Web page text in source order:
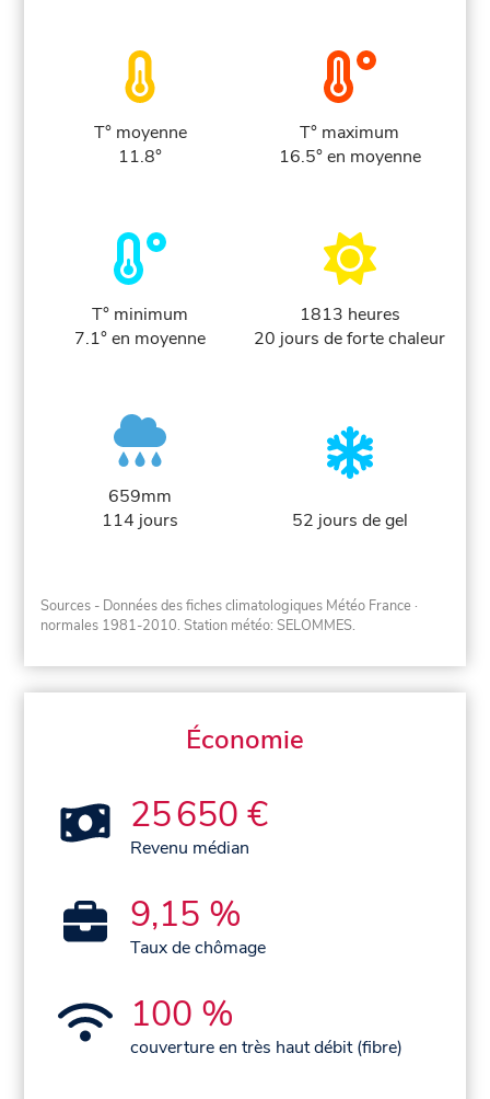
T° moyenne
11.8°
T° maximum
16.5° en moyenne
T° minimum
7.1° en moyenne
1813 heures
20 jours de forte chaleur
659mm
114 jours
52 jours de gel
Sources - Données des fiches climatologiques Météo France ·
normales 1981-2010. Station météo: SELOMMES.
Économie
25 650 €
Revenu médian
9,15 %
Taux de chômage
100 %
couverture en très haut débit (fibre)